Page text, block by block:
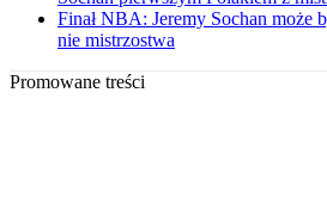
Finał NBA: Jeremy Sochan może
nie mistrzostwa
Promowane treści